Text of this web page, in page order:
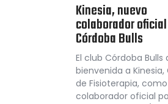
Kinesia, nuevo
colaborador
Córdoba Bulls
El club Córdoba Bulls
bienvenida a Kinesia,
de Fisioterapia,
colaborador oficial